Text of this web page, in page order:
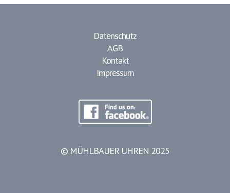
Datenschutz
AGB
Kontakt
Impressum
© MÜHLBAUER UHREN 2025